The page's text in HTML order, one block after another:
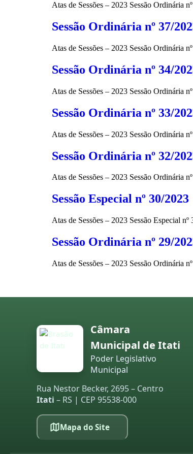
Atas de Sessões – 2023 Sessão Ordinária
Sessão Ordinária nº 37/
Atas de Sessões – 2023 Sessão Ordinária
Sessão Ordinária nº 34/
Atas de Sessões – 2023 Sessão Ordinária
Sessão Ordinária nº 33/
Atas de Sessões – 2023 Sessão Ordinária
Sessão Ordinária nº 32/
Atas de Sessões – 2023 Sessão Ordinária
Sessão Especial nº 30/2023
Atas de Sessões – 2023 Sessão Especial
Sessão Ordinária nº 29/
Atas de Sessões – 2023 Sessão Ordinária
Câmara
Municipal de Itati
Poder Legislativo
Municipal
Rua Nestor Becker, 2695 – Centro
Itati – RS | CEP 95538-000
Mapa do Site